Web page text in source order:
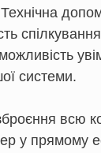
системи.
всю
у прямому